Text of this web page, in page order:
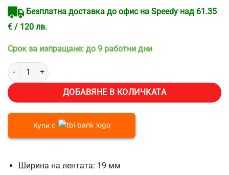
Безплатна доставка до офис на Speedy над 61.35
€ / 120 лв.
Срок за изпращане: до 9 работни дни
количество за Комплект за стоманен чембер VEVOR CL-
ДОБАВЯНЕ В КОЛИЧКАТА
Купи с
Ширина на лентата: 19 мм